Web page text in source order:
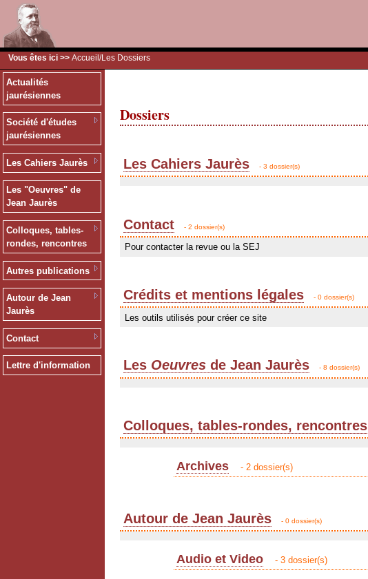
Vous êtes ici >> Accueil /Les Dossiers
Actualités
jaurésiennes
Société d'études
jaurésiennes
Les Cahiers Jaurès
Les "Oeuvres" de
Jean Jaurès
Colloques, tables-
rondes, rencontres
Autres publications
Autour de Jean
Jaurès
Contact
Lettre d'information
Dossiers
Les Cahiers Jaurès - 3 dossier(s)
Contact - 2 dossier(s)
Pour contacter la revue ou la SEJ
Crédits et mentions légales - 0 dossier(s)
Les outils utilisés pour créer ce site
Les Oeuvres de Jean Jaurès - 8 dossier(s)
Colloques, tables-rondes, rencontres
Archives - 2 dossier(s)
Autour de Jean Jaurès - 0 dossier(s)
Audio et Video - 3 dossier(s)